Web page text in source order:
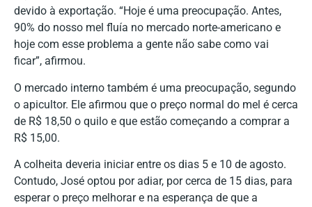
devido à exportação. “Hoje é uma preocupação. Antes,
90% do nosso mel fluía no mercado norte-americano e
hoje com esse problema a gente não sabe como vai
ficar”, afirmou.
O mercado interno também é uma preocupação, segundo
o apicultor. Ele afirmou que o preço normal do mel é cerca
de R$ 18,50 o quilo e que estão começando a comprar a
R$ 15,00.
A colheita deveria iniciar entre os dias 5 e 10 de agosto.
Contudo, José optou por adiar, por cerca de 15 dias, para
esperar o preço melhorar e na esperança de que a